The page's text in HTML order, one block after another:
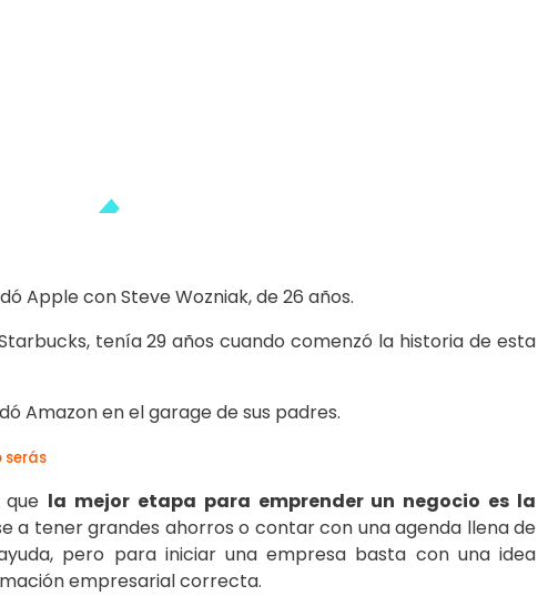
Apple con Steve Wozniak, de 26 años.
tenía 29 años cuando comenzó la historia de esta
Amazon en el garage de sus padres.
serás
la mejor etapa para emprender un negocio es la
a tener grandes ahorros o contar con una agenda llena de
pero para iniciar una empresa basta con una idea
empresarial correcta.